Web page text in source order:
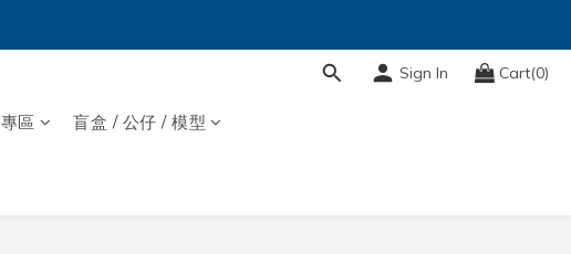
Sign In Cart(0)
區 盲盒 / 公仔 / 模型